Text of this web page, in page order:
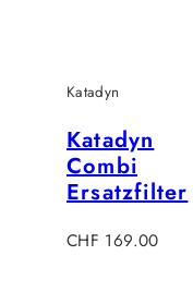
Katadyn
Katadyn
Combi
Ersatzfilter
Regulärer
CHF 169.00